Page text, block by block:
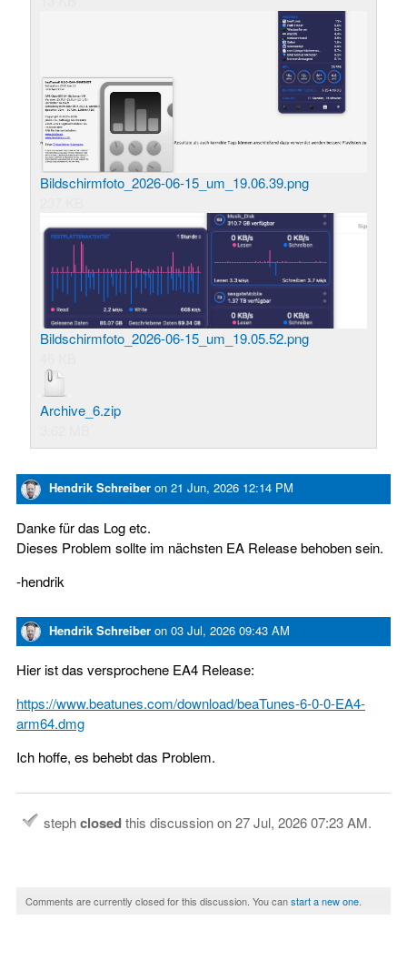
Bildschirmfoto_2026-06-15_um_19.06.39.png
Bildschirmfoto_2026-06-15_um_19.05.52.png
Archive_6.zip
Hendrik Schreiber on 21 Jun, 2026 12:14 PM
Danke für das Log etc.
Dieses Problem sollte im nächsten EA Release behoben sein.
-hendrik
Hendrik Schreiber on 03 Jul, 2026 09:43 AM
Hier ist das versprochene EA4 Release:
https://www.beatunes.com/download/beaTunes-6-0-0-EA4-
arm64.dmg
Ich hoffe, es behebt das Problem.
stephclosedthis discussion on27 Jul, 2026 07:23 AM.
Comments are currently closed for this discussion. You canstart a new one